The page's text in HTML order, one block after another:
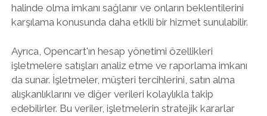
halinde olma imkanı sağlanır ve onların beklentilerini
karşılama konusunda daha etkili bir hizmet sunulabilir.
Ayrıca, Opencart'ın hesap yönetimi özellikleri
işletmelere satışları analiz etme ve raporlama imkanı
da sunar. İşletmeler, müşteri tercihlerini, satın alma
alışkanlıklarını ve diğer verileri kolaylıkla takip
edebilirler. Bu veriler, işletmelerin stratejik kararlar